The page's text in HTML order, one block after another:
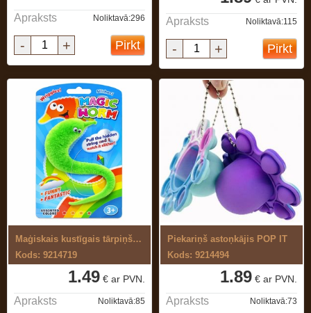
Apraksts Noliktavā:296
- + Pirkt
Apraksts Noliktavā:115
- + Pirkt
Maģiskais kustīgais tārpiņš ar slēpto ...
Kods: 9214719
1.49 € ar PVN.
Apraksts Noliktavā:85
Piekariņš astoņkājis POP IT
Kods: 9214494
1.89 € ar PVN.
Apraksts Noliktavā:73